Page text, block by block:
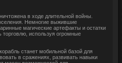
в ходе длительной войны.
Немногие выжившие
магические артефакты и остатки
используя огромные
станет мобильной базой для
в сражениях, развивать навыки